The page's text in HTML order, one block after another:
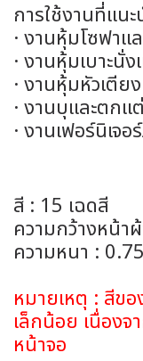
การใช้งานที่แนะ
· งานหุ้มโซฟาแ
· งานหุ้มเบาะนั่ง
· งานหุ้มหัวเตียง
· งานบุและตกแ
· งานเฟอร์นิเจ
สี : 15 เฉดสี
ความกว้างหน้
ความหนา :
หมายเหตุ : สีข
เล็กน้อย เนื่อง
หน้าจอ